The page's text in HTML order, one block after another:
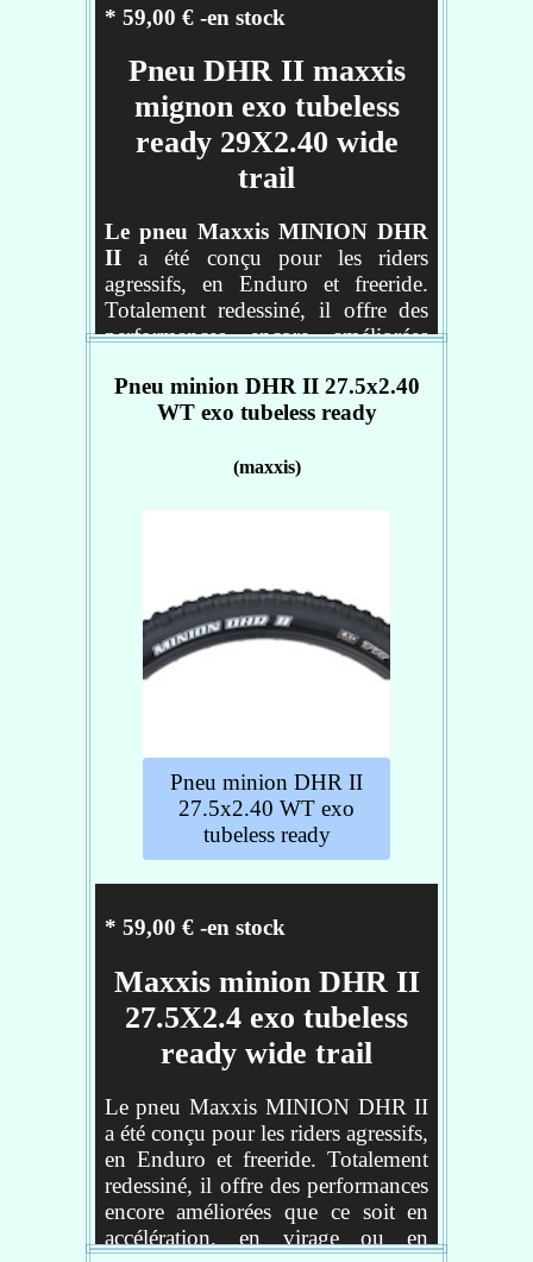
* 59,00 € -en stock
Pneu DHR II maxxis
mignon exo tubeless
ready 29X2.40 wide
trail
Le pneu Maxxis MINION DHR
II a été conçu pour les riders
agressifs, en Enduro et freeride.
Totalement redessiné, il offre des
performances encore améliorées
virage ou en freinage. Ainsi les
larges pavés latéraux facilitent
bande centrale rainurée plus dense
Carcasse de 60 TPI pour un
juste équilibre entre résistance
et légèreté
Une gomme dual compound
Tringle souple
Protection EXO (flanc
renforcé contre les déchirures)
et montage Tubeless Ready
pour un gain de poids et la
possibilité de montage sans
chambre à air
optimisé pour jantes de 30 et
35mm (largeur interne)
Fiche technique
Poids - 1040
Diamètre - 29
Section - 2.40
Carcasse - EXO
Taille de roues - 29
Tringles - Souple
Pneu minion DHR II 27.5x2.40
WT exo tubeless ready
(maxxis)
Pneu minion DHR II
27.5x2.40 WT exo
tubeless ready
* 59,00 € -en stock
Maxxis minion DHR II
27.5X2.4 exo tubeless
ready wide trail
Le pneu Maxxis MINION DHR II
a été conçu pour les riders agressifs,
en Enduro et freeride. Totalement
redessiné, il offre des performances
encore améliorées que ce soit en
accélération, en virage ou en